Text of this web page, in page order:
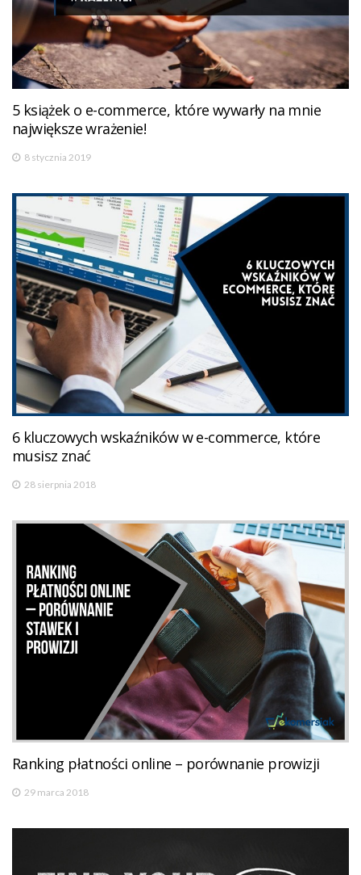
5 książek o e-commerce, które wywarły na mnie
największe wrażenie!
8 stycznia 2019
6 kluczowych wskaźników w e-commerce, które
musisz znać
28 sierpnia 2018
Ranking płatności online – porównanie prowizji
29 marca 2018